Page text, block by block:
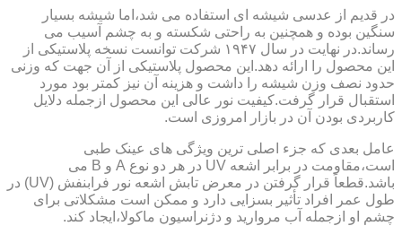
در قدیم از عدسی شیشه ای استفاده می شد،اما شیشه بسیار
سنگین بوده و همچنین به راحتی شکسته و به چشم آسیب می
رساند.در نهایت در سال ۱۹۴۷ شرکت توانست نسخه پلاستیکی از
این محصول را ارائه دهد.این محصول پلاستیکی از آن جهت که وزنی
حدود نصف وزن شیشه را داشت و هزینه آن نیز کمتر بود مورد
استقبال قرار گرفت.کیفیت نور عالی این محصول ازجمله دلایل
کاربردی بودن آن در بازار امروزی است.
عامل بعدی که جزء اصلی ترین ویژگی های عینک طبی
است،مقاومت در برابر اشعه UV در هر دو نوع A و B می
باشد.قطعاً قرار گرفتن در معرض تابش اشعه نور فرابنفش (UV) در
طول عمر افراد تأثیر بسزایی دارد و ممکن است مشکلاتی برای
چشم او ازجمله آب مروارید و دژنراسیون ماکولا،ایجاد کند.